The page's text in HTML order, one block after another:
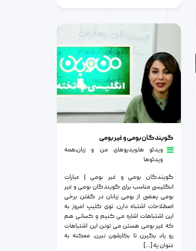
گویندگان بومی و غیر بومی
ویدئو ها٫ویدیوهای من و زبان٫همه
ویدئوها
گویندگان بومی و غیر بومی | عبارات
انگلیسی مناسب برای گویندگان بومی و غیر
بومی یعضی از بومی زبانان در گفتن برخی
اصطلاحات اشتباه دارن. توی کلیپ امروز به
این اشتباهات اشاره می کنیم و کسانی هم
که غیر بومی هستن می تونن این اشتباهات
رو یاد بگیرن تا بکارشون نبرن. ممکنه به
عنوان یه […]